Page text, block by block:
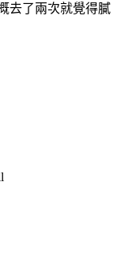
去了兩次就覺得膩